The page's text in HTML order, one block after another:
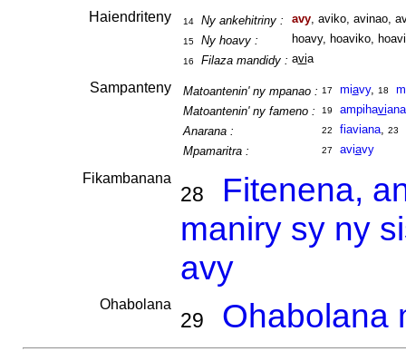
Haiendriteny 14 Ny ankehitriny : avy, aviko, avinao,
15 Ny hoavy : hoavy, hoaviko,
16 Filaza mandidy : avia
Sampanteny Matoantenin' ny mpanao : 17 miavy, 18
Matoantenin' ny fameno :
19 ampihaviana
Anarana :
22 fiaviana, 23
Mpamaritra :
27 aviavy
Fikambanana
28
Fitenena,
maniry sy ny
avy
Ohabolana
29 Ohabolana